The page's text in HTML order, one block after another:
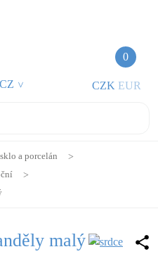
0
CZ > CZK EUR
a porcelán
malý +